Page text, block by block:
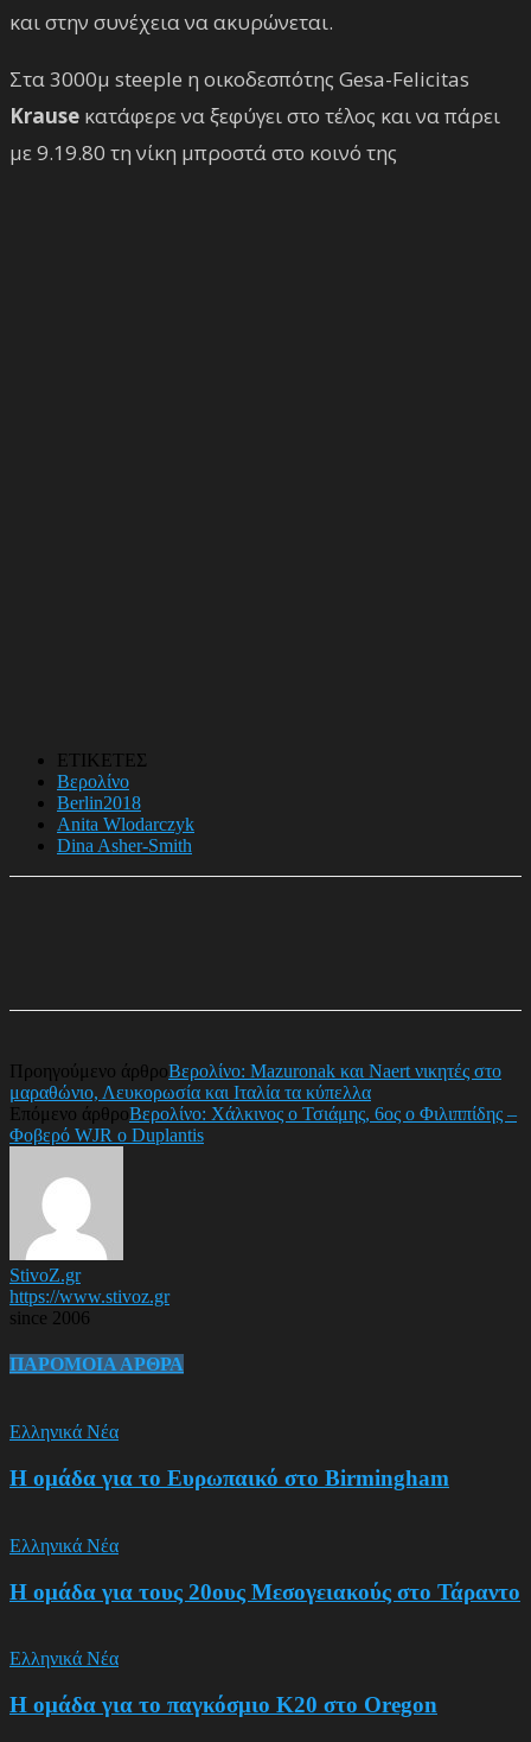
και στην συνέχεια να ακυρώνεται.
Στα 3000μ steeple η οικοδεσπότης Gesa-Felicitas
Krause κατάφερε να ξεφύγει στο τέλος και να πάρει
με 9.19.80 τη νίκη μπροστά στο κοινό της
ΕΤΙΚΕΤΕΣ
Βερολίνο
Berlin2018
Anita Wlodarczyk
Dina Asher-Smith
Προηγούμενο άρθροΒερολίνο: Mazuronak και Naert νικητές στο
μαραθώνιο, Λευκορωσία και Ιταλία τα κύπελλα
Επόμενο άρθροΒερολίνο: Χάλκινος ο Τσιάμης, 6ος ο Φιλιππίδης –
Φοβερό WJR ο Duplantis
StivoZ.gr
https://www.stivoz.gr
since 2006
ΠΑΡΟΜΟΙΑ ΑΡΘΡΑ
Ελληνικά Νέα
Η ομάδα για το Ευρωπαικό στο Birmingham
Ελληνικά Νέα
Η ομάδα για τους 20ους Μεσογειακούς στο Τάραντο
Ελληνικά Νέα
Η ομάδα για το παγκόσμιο Κ20 στο Oregon